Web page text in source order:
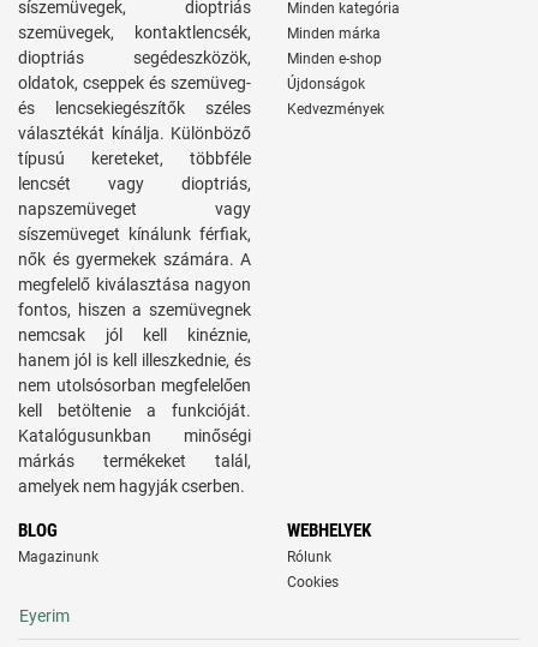
síszemüvegek, dioptriás
szemüvegek, kontaktlencsék,
dioptriás segédeszközök,
oldatok, cseppek és szemüveg-
és lencsekiegészítők széles
választékát kínálja. Különböző
típusú kereteket, többféle
lencsét vagy dioptriás,
napszemüveget vagy
síszemüveget kínálunk férfiak,
nők és gyermekek számára. A
megfelelő kiválasztása nagyon
fontos, hiszen a szemüvegnek
nemcsak jól kell kinéznie,
hanem jól is kell illeszkednie, és
nem utolsósorban megfelelően
kell betöltenie a funkcióját.
Katalógusunkban minőségi
márkás termékeket talál,
amelyek nem hagyják cserben.
Minden kategória
Minden márka
Minden e-shop
Újdonságok
Kedvezmények
BLOG
Magazinunk
WEBHELYEK
Rólunk
Cookies
Eyerim